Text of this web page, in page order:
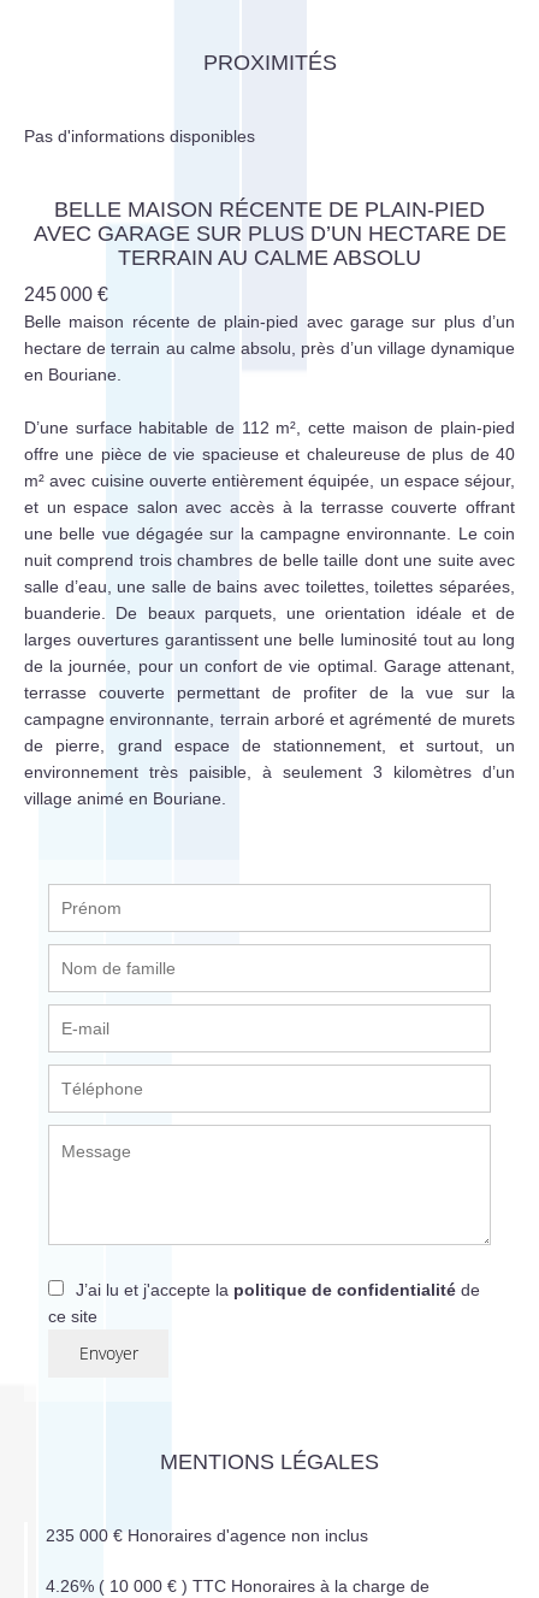
PROXIMITÉS
Pas d'informations disponibles
BELLE MAISON RÉCENTE DE PLAIN-PIED
AVEC GARAGE SUR PLUS D’UN HECTARE DE
TERRAIN AU CALME ABSOLU
245 000 €
Belle maison récente de plain-pied avec garage sur plus d’un
hectare de terrain au calme absolu, près d’un village dynamique
en Bouriane.
D’une surface habitable de 112 m², cette maison de plain-pied
offre une pièce de vie spacieuse et chaleureuse de plus de 40
m² avec cuisine ouverte entièrement équipée, un espace séjour,
et un espace salon avec accès à la terrasse couverte offrant
une belle vue dégagée sur la campagne environnante. Le coin
nuit comprend trois chambres de belle taille dont une suite avec
salle d’eau, une salle de bains avec toilettes, toilettes séparées,
buanderie. De beaux parquets, une orientation idéale et de
larges ouvertures garantissent une belle luminosité tout au long
de la journée, pour un confort de vie optimal. Garage attenant,
terrasse couverte permettant de profiter de la vue sur la
campagne environnante, terrain arboré et agrémenté de murets
de pierre, grand espace de stationnement, et surtout, un
environnement très paisible, à seulement 3 kilomètres d’un
village animé en Bouriane.
J’ai lu et j'accepte la politique de confidentialité de
ce site
Envoyer
MENTIONS LÉGALES
235 000 € Honoraires d'agence non inclus
4.26% ( 10 000 € ) TTC Honoraires à la charge de